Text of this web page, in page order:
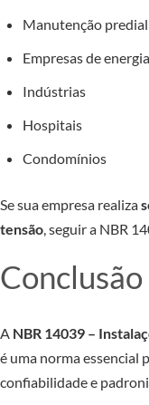
Manutenção predial
Empresas de energia
Indústrias
Hospitais
Condomínios
Se sua empresa realiza
tensão , seguir a NBR
Conclusão
A NBR 14039 –
é uma norma essencial
confiabilidade e